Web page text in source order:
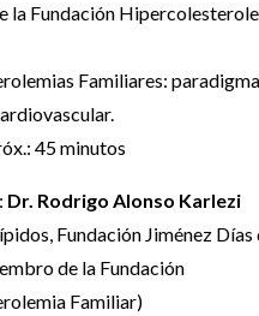
la Fundación
Familiares:
45 minutos
Dr. Rodrigo Alonso Karlezi
Fundación Jiménez Días
de la Fundación
Familiar)